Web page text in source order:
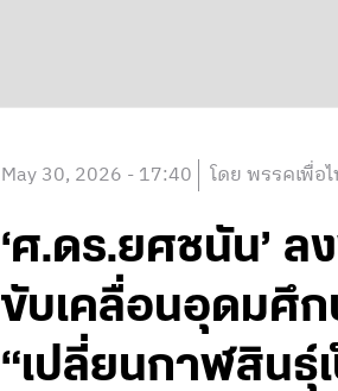
May 30, 2026 - 17:40 โดย พรรคเพื่อ
‘ศ.ดร.ยศชนัน’
ขับเคลื่อนอุดมศึ
“เปลี่ยนกาฬสินธุ์